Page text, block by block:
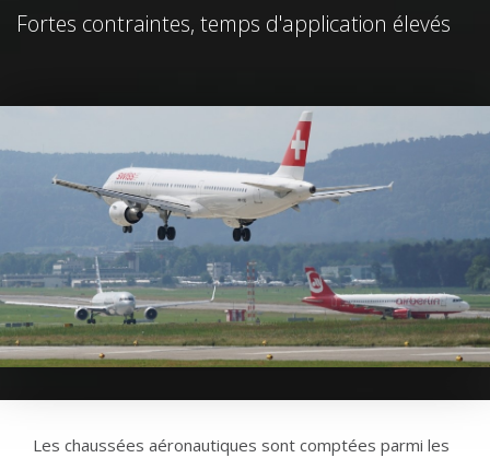
Fortes contraintes, temps d'application élevés
Les chaussées aéronautiques sont comptées parmi les